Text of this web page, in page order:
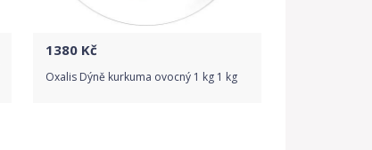
1380 Kč
Oxalis Dýně kurkuma ovocný 1 kg 1 kg